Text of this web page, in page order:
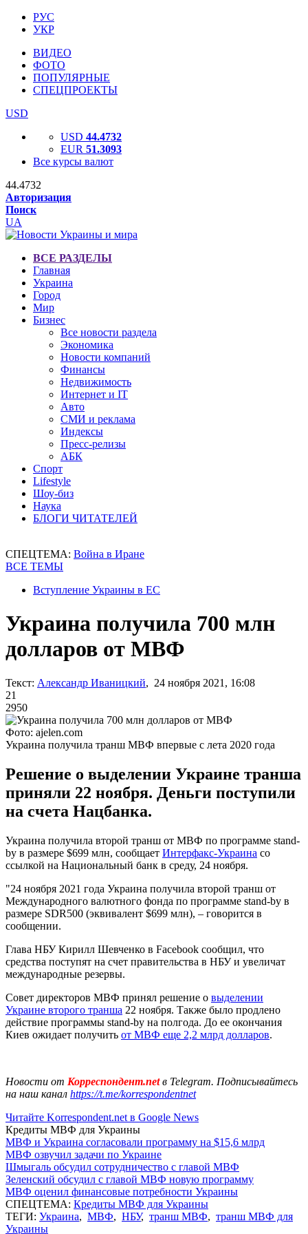
РУС
УКР
ВИДЕО
ФОТО
ПОПУЛЯРНЫЕ
СПЕЦПРОЕКТЫ
USD
USD 44.4732
EUR 51.3093
Все курсы валют
44.4732
Авторизация
Поиск
UA
ВСЕ РАЗДЕЛЫ
Главная
Украина
Город
Мир
Бизнес
Все новости раздела
Экономика
Новости компаний
Финансы
Недвижимость
Интернет и IT
Авто
СМИ и реклама
Индексы
Пресс-релизы
АБК
Спорт
Lifestyle
Шоу-биз
Наука
БЛОГИ ЧИТАТЕЛЕЙ
СПЕЦТЕМА: Война в Иране
ВСЕ ТЕМЫ
Вступление Украины в ЕС
Украина получила 700 млн
долларов от МВФ
Текст: Александр Иваницкий, 24 ноября 2021, 16:08
21
2950
Фото: ajelen.com
Украина получила транш МВФ впервые с лета 2020 года
Решение о выделении Украине транша
приняли 22 ноября. Деньги поступили
на счета Нацбанка.
Украина получила второй транш от МВФ по программе stand-
by в размере $699 млн, сообщает Интерфакс-Украина со
ссылкой на Национальный банк в среду, 24 ноября.
"24 ноября 2021 года Украина получила второй транш от
Международного валютного фонда по программе stand-by в
размере SDR500 (эквивалент $699 млн), – говорится в
сообщении.
Глава НБУ Кирилл Шевченко в Facebook сообщил, что
средства поступят на счет правительства в НБУ и увеличат
международные резервы.
Совет директоров МВФ принял решение о выделении
Украине второго транша 22 ноября. Также было продлено
действие программы stand-by на полгода. До ее окончания
Киев ожидает получить от МВФ еще 2,2 млрд долларов.
Новости от Корреспондент.netв Telegram. Подписывайтесь
на наш канал https://t.me/korrespondentnet
Читайте Korrespondent.net в Google News
Кредиты МВФ для Украины
МВФ и Украина согласовали программу на $15,6 млрд
МВФ озвучил задачи по Украине
Шмыгаль обсудил сотрудничество с главой МВФ
Зеленский обсудил с главой МВФ новую программу
МВФ оценил финансовые потребности Украины
СПЕЦТЕМА: Кредиты МВФ для Украины
ТЕГИ: Украина, МВФ, НБУ, транш МВФ, транш МВФ для
Украины